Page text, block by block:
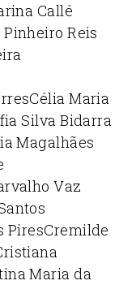
Callé
Reis
Célia Maria
Silva Bidarra
Magalhães
Vaz
PiresCremilde
Maria da